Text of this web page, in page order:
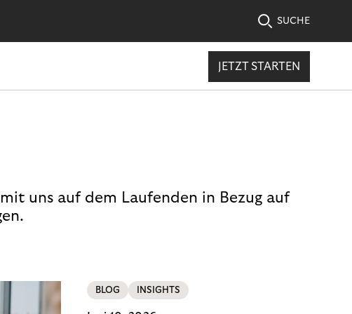
SUCHE
JETZT STARTEN
uns auf dem Laufenden in Bezug auf
BLOG INSIGHTS